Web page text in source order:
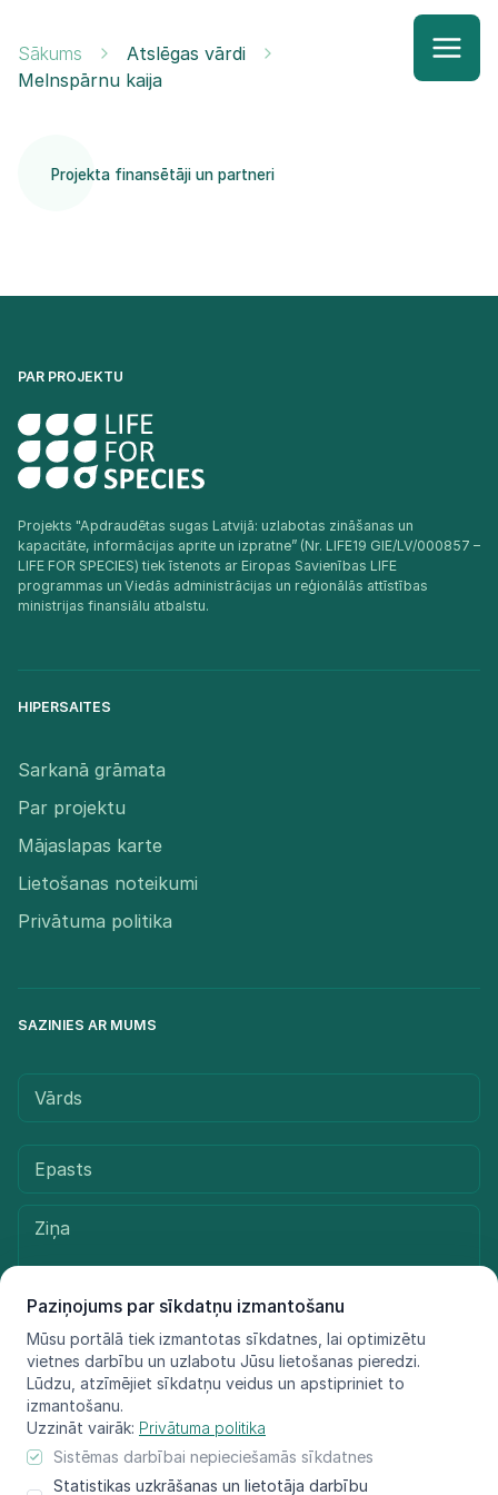
Paziņojums par sīkdatņu izmantošanu
Mūsu portālā tiek izmantotas sīkdatnes, lai optimizētu
vietnes darbību un uzlabotu Jūsu lietošanas pieredzi.
Lūdzu, atzīmējiet sīkdatņu veidus un apstipriniet to
izmantošanu.
Uzzināt vairāk: Privātuma politika
Sistēmas darbībai nepieciešamās sīkdatnes
Statistikas uzkrāšanas un lietotāja darbību
Sākums
Atslēgas vārdi
Melnspārnu kaija
Projekta finansētāji un partneri
PAR PROJEKTU
Projekts "Apdraudētas sugas Latvijā: uzlabotas zināšanas un
kapacitāte, informācijas aprite un izpratne” (Nr. LIFE19 GIE/LV/000857 –
LIFE FOR SPECIES) tiek īstenots ar Eiropas Savienības LIFE
programmas un Viedās administrācijas un reģionālās attīstības
ministrijas finansiālu atbalstu.​
HIPERSAITES
Sarkanā grāmata
Par projektu
Mājaslapas karte
Lietošanas noteikumi
Privātuma politika
SAZINIES AR MUMS
Sūtīt ziņu
© LIFE FOR SPECIES, 2021 - 2025
Informācija atspoguļo tikai projekta LIFE FOR SPECIES īstenotāju